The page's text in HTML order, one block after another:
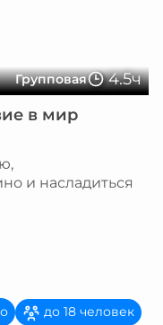
Групповая 4.5ч
в мир
и насладиться
до 18 человек